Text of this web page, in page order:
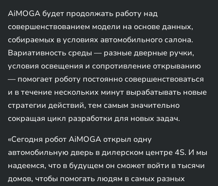
AiMOGA будет продолжать работу над
совершенствованием модели на основе данных,
собираемых в условиях автомобильного салона.
Вариативность среды — разные дверные ручки,
условия освещения и сопротивление открыванию
— помогает роботу постоянно совершенствоваться
и в течение нескольких минут вырабатывать новые
стратегии действий, тем самым значительно
сокращая цикл разработки для новых задач.
«Сегодня робот AiMOGA открыл одну
автомобильную дверь в дилерском центре 4S. И мы
надеемся, что в будущем он сможет войти в тысячи
домов, чтобы помогать людям в самых разных